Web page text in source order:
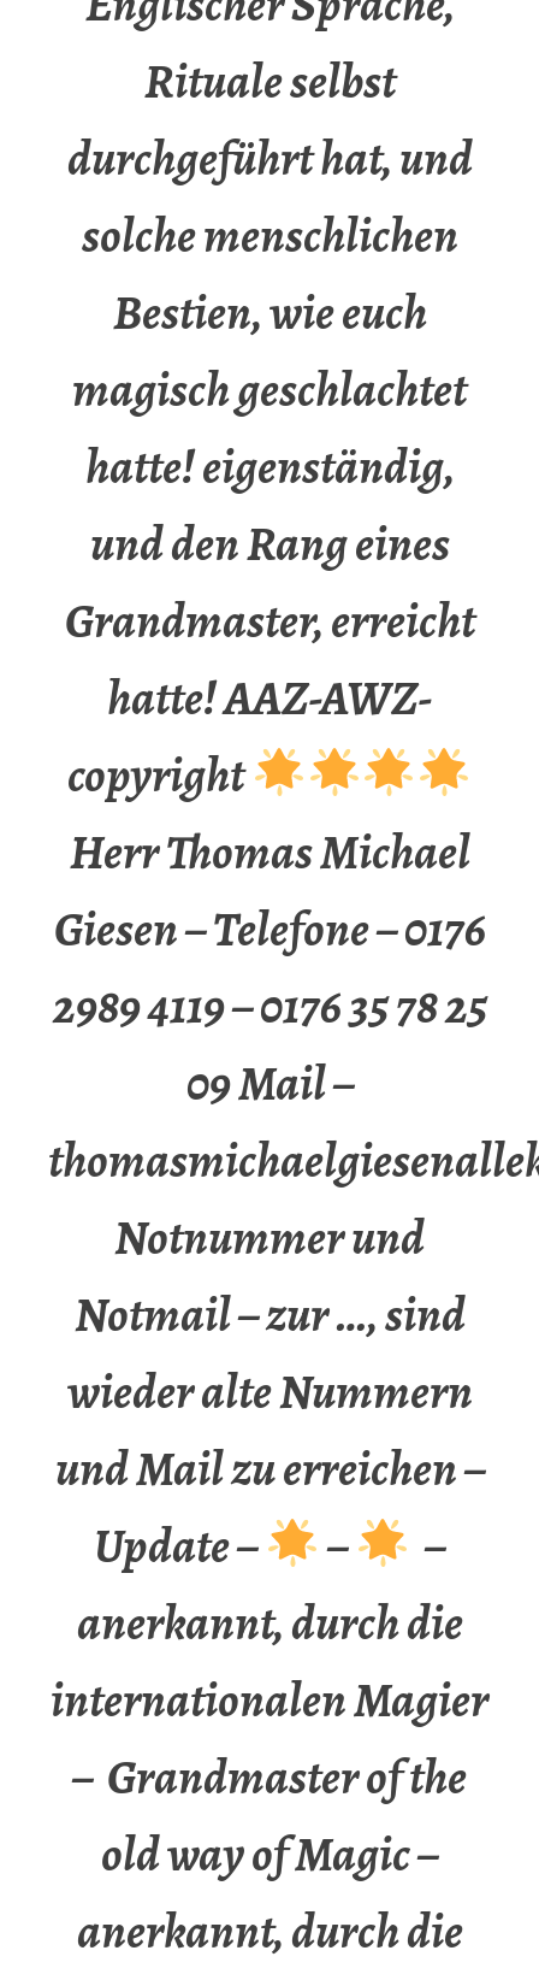
Rituale selbst
durchgeführt hat, und
solche menschlichen
Bestien, wie euch
magisch geschlachtet
hatte! eigenständig,
und den Rang eines
Grandmaster, erreicht
hatte! AAZ-AWZ-
copyright
Herr Thomas Michael
Giesen – Telefone – 0176
2989 4119 – 0176 35 78 25
09 Mail –
Notnummer und
Notmail – zur …, sind
wieder alte Nummern
und Mail zu erreichen –
Update –
–
–
anerkannt, durch die
internationalen Magier
– Grandmaster of the
old way of Magic –
anerkannt, durch die